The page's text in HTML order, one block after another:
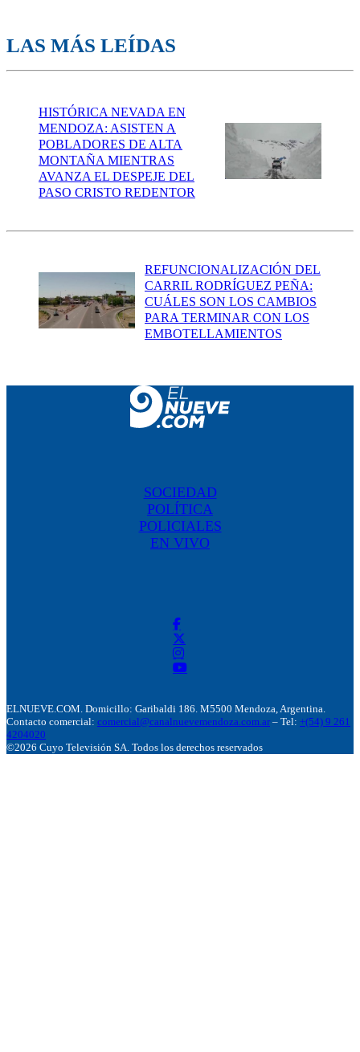
LAS MÁS LEÍDAS
HISTÓRICA NEVADA EN
MENDOZA: ASISTEN A
POBLADORES DE ALTA
MONTAÑA MIENTRAS
AVANZA EL DESPEJE DEL
PASO CRISTO REDENTOR
REFUNCIONALIZACIÓN DEL
CARRIL RODRÍGUEZ PEÑA:
CUÁLES SON LOS CAMBIOS
PARA TERMINAR CON LOS
EMBOTELLAMIENTOS
SOCIEDAD
POLÍTICA
POLICIALES
EN VIVO
ELNUEVE.COM. Domicillo: Garibaldi 186. M5500 Mendoza, Argentina.
Contacto comercial: comercial@canalnuevemendoza.com.ar – Tel: +(54) 9 261
4204020
©2026 Cuyo Televisión SA. Todos los derechos reservados